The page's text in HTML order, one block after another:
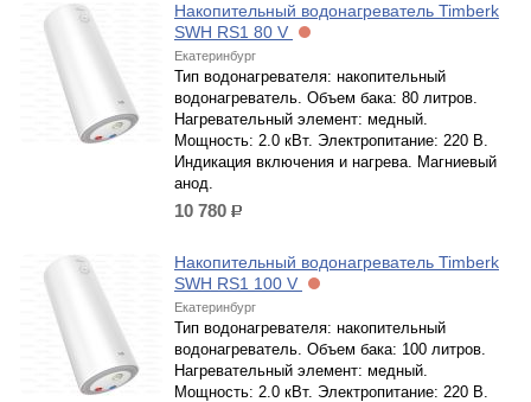
Накопительный водонагреватель Timberk
SWH RS1 80 V
Екатеринбург
Тип водонагревателя: накопительный
водонагреватель. Объем бака: 80 литров.
Нагревательный элемент: медный.
Мощность: 2.0 кВт. Электропитание: 220 В.
Индикация включения и нагрева. Магниевый
анод.
10 780 р.
Накопительный водонагреватель Timberk
SWH RS1 100 V
Екатеринбург
Тип водонагревателя: накопительный
водонагреватель. Объем бака: 100 литров.
Нагревательный элемент: медный.
Мощность: 2.0 кВт. Электропитание: 220 В.